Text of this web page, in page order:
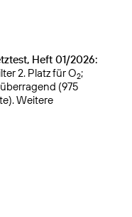
Heft 01/2026:
2. Platz für O2;
(975
Weitere